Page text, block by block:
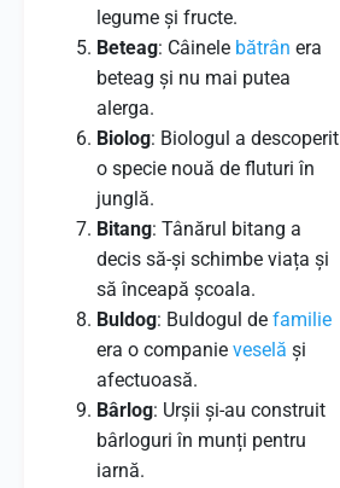
legume și fructe.
Beteag: Câinele bătrân era
beteag și nu mai putea
alerga.
Biolog: Biologul a descoperit
o specie nouă de fluturi în
junglă.
Bitang: Tânărul bitang a
decis să-și schimbe viața și
să înceapă școala.
Buldog: Buldogul de familie
era o companie veselă și
afectuoasă.
Bârlog: Urșii și-au construit
bârloguri în munți pentru
iarnă.